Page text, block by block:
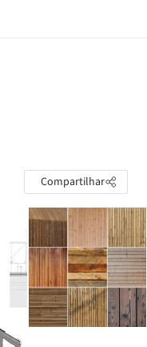
Compartilhar